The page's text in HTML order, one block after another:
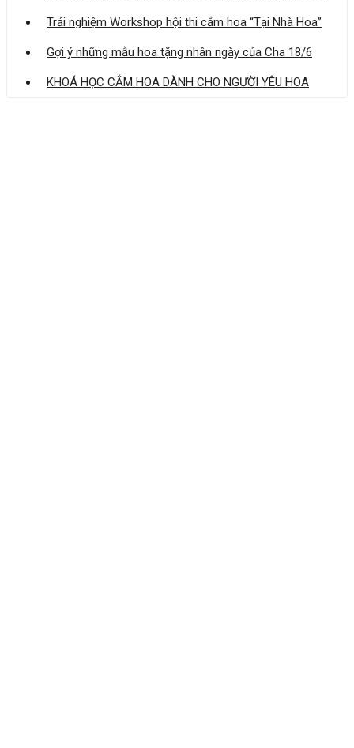
Trải nghiệm Workshop hội thi cắm hoa “Tại Nhà Hoa”
Gợi ý những mẫu hoa tặng nhân ngày của Cha 18/6
KHOÁ HỌC CẮM HOA DÀNH CHO NGƯỜI YÊU HOA